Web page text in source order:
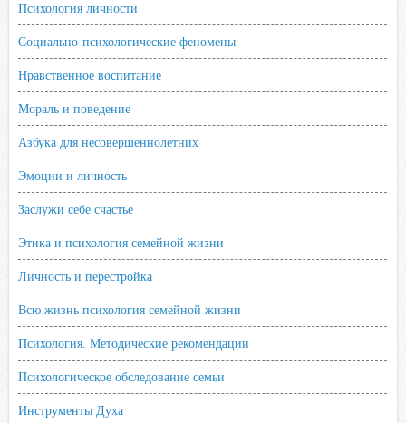
Психология личности
Социально-психологические феномены
Нравственное воспитание
Мораль и поведение
Азбука для несовершеннолетних
Эмоции и личность
Заслужи себе счастье
Этика и психология семейной жизни
Личность и перестройка
Всю жизнь психология семейной жизни
Психология. Методические рекомендации
Психологическое обследование семьи
Инструменты Духа